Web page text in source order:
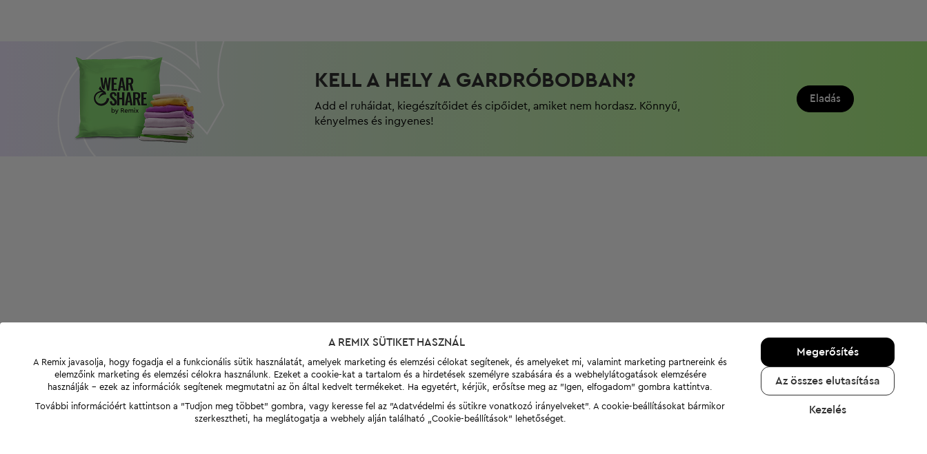
KELL A HELY A GARDRÓBODBAN?
Add el ruháidat, kiegészítőidet és cipőidet, amiket nem hordasz. Könnyű,
kényelmes és ingyenes!
Eladás
A REMIX SÜTIKET HASZNÁL
A Remix javasolja, hogy fogadja el a funkcionális sütik használatát, amelyek marketing és elemzési célokat segítenek, és amelyeket mi, valamint marketing partnereink és
elemzőink marketing és elemzési célokra használunk. Ezeket a cookie-kat a tartalom és a hirdetések személyre szabására és a webhelylátogatások elemzésére
használják - ezek az információk segítenek megmutatni az ön által kedvelt termékeket. Ha egyetért, kérjük, erősítse meg az "Igen, elfogadom" gombra kattintva.
További információért kattintson a "Tudjon meg többet" gombra, vagy keresse fel az "Adatvédelmi és sütikre vonatkozó irányelveket". A cookie-beállításokat bármikor
szerkesztheti, ha meglátogatja a webhely alján található „Cookie-beállítások” lehetőséget.
Megerősítés
Az összes elutasítása
Kezelés